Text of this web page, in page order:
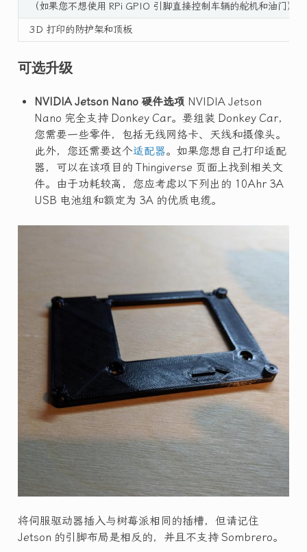
（如果您不想使用 RPi GPIO 引脚直接控制车辆的舵机和油门）
3D 打印的防护架和顶板
可选升级
NVIDIA Jetson Nano 硬件选项 NVIDIA Jetson
Nano 完全支持 Donkey Car。要组装 Donkey Car，
您需要一些零件，包括无线网络卡、天线和摄像头。
此外，您还需要这个适配器。如果您想自己打印适配
器，可以在该项目的 Thingiverse 页面上找到相关文
件。由于功耗较高，您应考虑以下列出的 10Ahr 3A
USB 电池组和额定为 3A 的优质电缆。
将伺服驱动器插入与树莓派相同的插槽，但请记住
Jetson 的引脚布局是相反的，并且不支持 Sombrero。